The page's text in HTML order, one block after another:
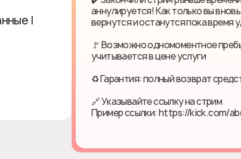
| 🇨🇦
аннулируется! Как только вы
вернутся и останутся пока время
🚩 Возможно одномоментное
учитывается в цене услуги
♻ Гарантия: полный возврат
🔗 Указывайте ссылку на стрим
Пример ссылки: https://kick.com/